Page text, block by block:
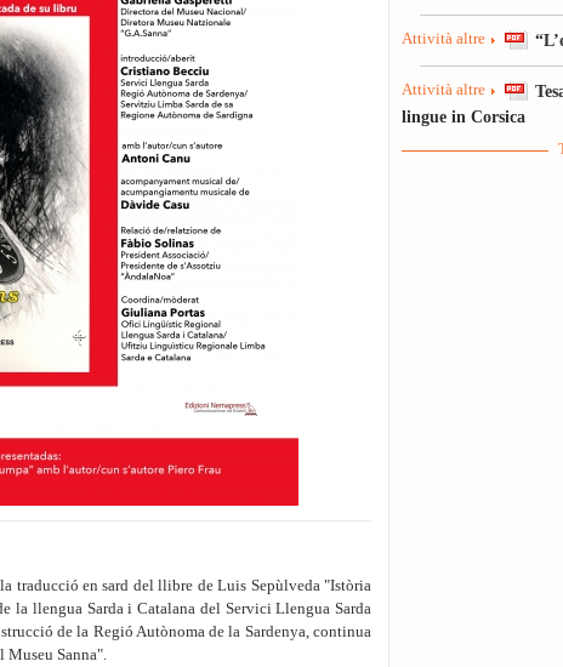
traducció en sard del llibre de Luis Sepùlveda "Istòria
la llengua Sarda i Catalana del Servici Llengua Sarda
de la Regió Autònoma de la Sardenya, continua
Museu Sanna".
Attività altre
Attività altre
lingue in Corsica